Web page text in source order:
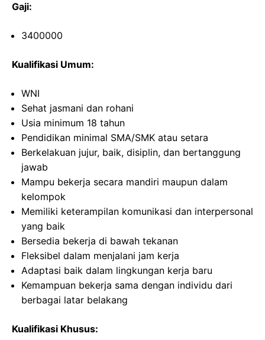
Gaji:
3400000
Kualifikasi Umum:
WNI
Sehat jasmani dan rohani
Usia minimum 18 tahun
Pendidikan minimal SMA/SMK atau setara
Berkelakuan jujur, baik, disiplin, dan bertanggung
jawab
Mampu bekerja secara mandiri maupun dalam
kelompok
Memiliki keterampilan komunikasi dan interpersonal
yang baik
Bersedia bekerja di bawah tekanan
Fleksibel dalam menjalani jam kerja
Adaptasi baik dalam lingkungan kerja baru
Kemampuan bekerja sama dengan individu dari
berbagai latar belakang
Kualifikasi Khusus: